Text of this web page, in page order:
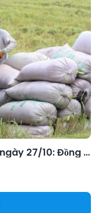
Giá lúa gạo hôm nay ngày 27/10: Đồng loạt tăng 100 - 300 đồng/kg